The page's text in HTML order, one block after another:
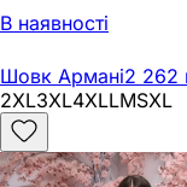
В наявності
Шовк Армані2 262
2XL3XL4XLLMSXL